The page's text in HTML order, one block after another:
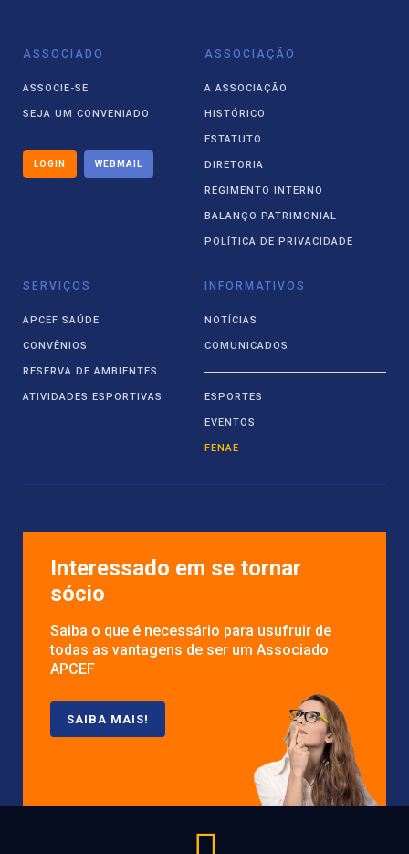
ASSOCIADO
ASSOCIE-SE
SEJA UM CONVENIADO
LOGIN WEBMAIL
ASSOCIAÇÃO
A ASSOCIAÇÃO
HISTÓRICO
ESTATUTO
DIRETORIA
REGIMENTO INTERNO
BALANÇO PATRIMONIAL
POLÍTICA DE PRIVACIDADE
SERVIÇOS
APCEF SAÚDE
CONVÊNIOS
RESERVA DE AMBIENTES
ATIVIDADES ESPORTIVAS
INFORMATIVOS
NOTÍCIAS
COMUNICADOS
ESPORTES
EVENTOS
FENAE
Interessado em se tornar
sócio
Saiba o que é necessário para usufruir de
todas as vantagens de ser um Associado
APCEF
SAIBA MAIS!